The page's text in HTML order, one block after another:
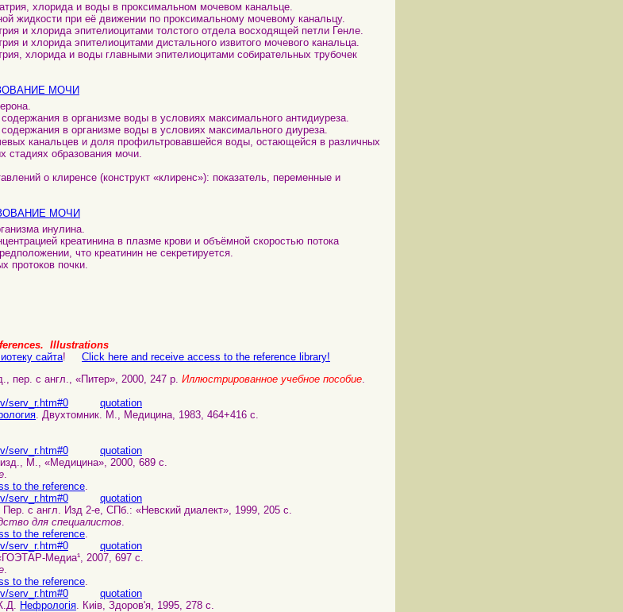
хлорида и воды в проксимальном мочевом канальце.
жидкости при её движении по проксимальному мочевому канальцу.
и хлорида эпителиоцитами толстого отдела восходящей петли Генле.
и хлорида эпителиоцитами дистального извитого мочевого канальца.
хлорида и воды главными эпителиоцитами собирательных трубочек
МОЧИ
в организме воды в условиях максимального антидиуреза.
в организме воды в условиях максимального диуреза.
канальцев и доля профильтровавшейся воды, остающейся в различных
стадиях образования мочи.
о клиренсе (конструкт «клиренс»): показатель, переменные и
МОЧИ
инулина.
креатинина в плазме крови и объёмной скоростью потока
что креатинин не секретируется.
протоков почки.
Illustrations
сайта! Click here and receive access to the reference library!
пер. с англ., «Питер», 2000, 247 p. Иллюстрированное учебное пособие.
serv_r.htm#0
quotation
. Двухтомник. М., Медицина, 1983, 464+416 с.
serv_r.htm#0
quotation
М., «Медицина», 2000, 689 с.
.
to the reference.
serv_r.htm#0
quotation
Пер. с англ. Изд 2-е, СПб.: «Невский диалект», 1999, 205 с.
для специалистов.
to the reference.
serv_r.htm#0
quotation
Медиа¹, 2007, 697 с.
.
to the reference.
serv_r.htm#0
quotation
Нефрологія. Киiв, Здоров'я, 1995, 278 с.